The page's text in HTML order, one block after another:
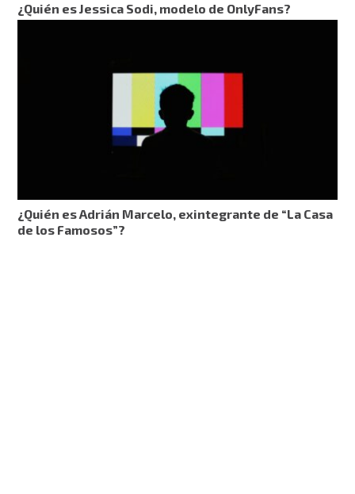
¿Quién es Jessica Sodi, modelo de OnlyFans?
¿Quién es Adrián Marcelo, exintegrante de “La Casa
de los Famosos”?